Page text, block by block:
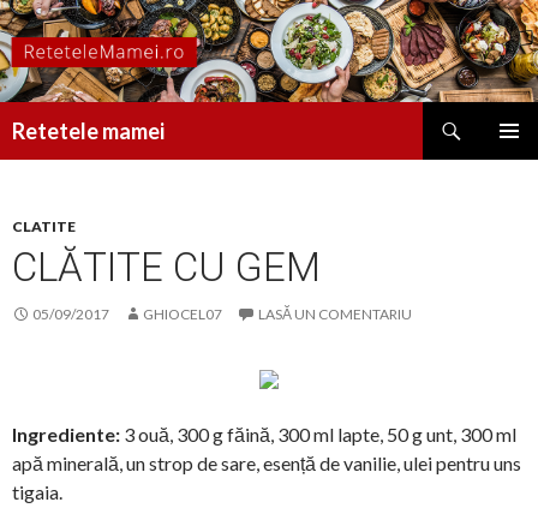
Retetele mamei
CLATITE
CLĂTITE CU GEM
05/09/2017 GHIOCEL07 LASĂ UN COMENTARIU
Ingrediente: 3 ouă, 300 g făină, 300 ml lapte, 50 g unt, 300 ml
apă minerală, un strop de sare, esență de vanilie, ulei pentru uns
tigaia.